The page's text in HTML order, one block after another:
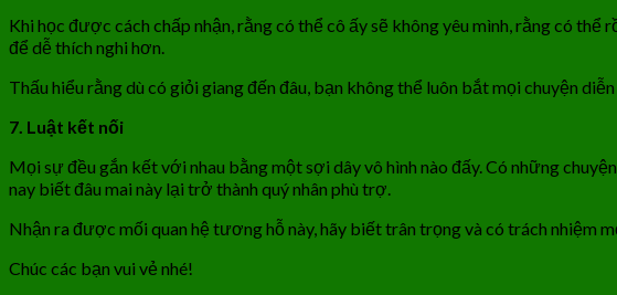
Khi học được cách chấp nhận, rằng có thể cô ấy sẽ không yêu mình, rằng có
để dễ thích nghi hơn.
Thấu hiểu rằng dù có giỏi giang đến đâu, bạn không thể luôn bắt mọi chuyện
7. Luật kết nối
Mọi sự đều gắn kết với nhau bằng một sợi dây vô hình nào đấy. Có những
nay biết đâu mai này lại trở thành quý nhân phù trợ.
Nhận ra được mối quan hệ tương hỗ này, hãy biết trân trọng và có trách nhiệm
Chúc các bạn vui vẻ nhé!